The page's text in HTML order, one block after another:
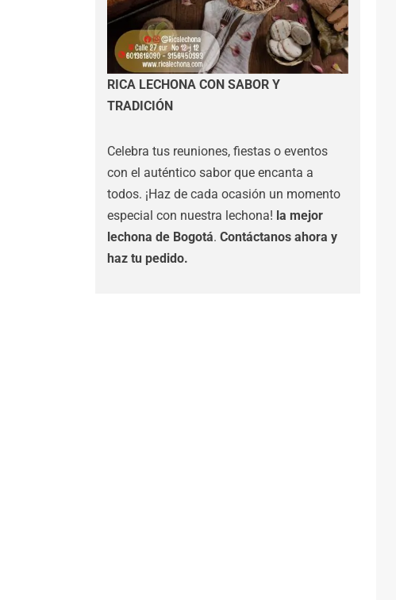
RICA LECHONA CON SABOR Y
TRADICIÓN
Celebra tus reuniones, fiestas o eventos
con el auténtico sabor que encanta a
todos. ¡Haz de cada ocasión un momento
especial con nuestra lechona! la mejor
lechona de Bogotá. Contáctanos ahora y
haz tu pedido.